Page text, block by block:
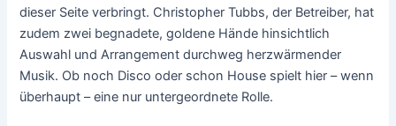
dieser Seite verbringt. Christopher Tubbs, der Betreiber, hat
zudem zwei begnadete, goldene Hände hinsichtlich
Auswahl und Arrangement durchweg herzwärmender
Musik. Ob noch Disco oder schon House spielt hier – wenn
überhaupt – eine nur untergeordnete Rolle.